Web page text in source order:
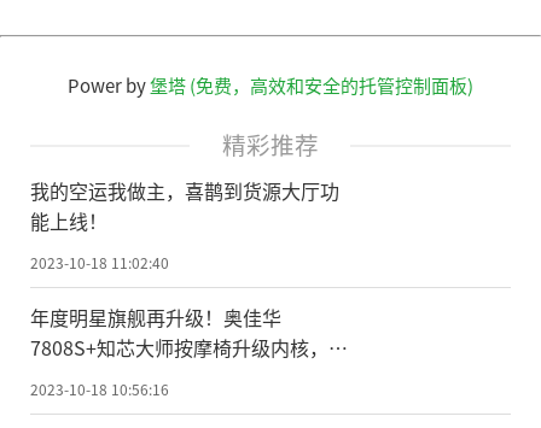
Power by堡塔 (免费，高效和安全的托管控制面板)
精彩推荐
我的空运我做主，喜鹊到货源大厅功
能上线！
2023-10-18 11:02:40
年度明星旗舰再升级！奥佳华
7808S+知芯大师按摩椅升级内核，高
定回归！
2023-10-18 10:56:16